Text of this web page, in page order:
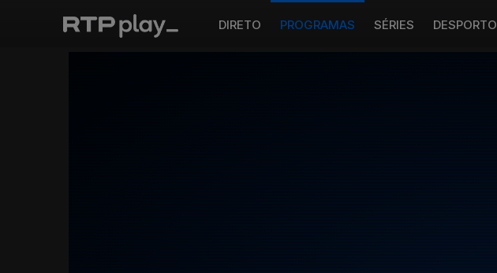
DIRETO PROGRAMAS SÉRIES DESPORTO